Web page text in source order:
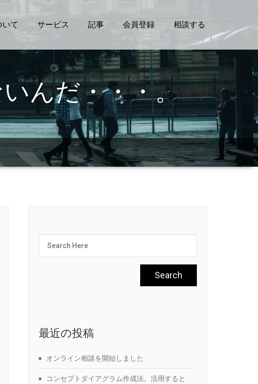
いて サービス 記事 会員登録 相談する
んだ・・・。
最近の投稿
オンライン相談を開始しました
コンセプトダイアグラム作成法。活用すると